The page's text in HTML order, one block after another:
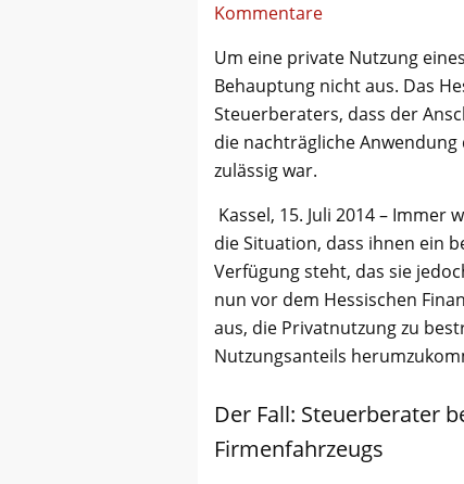
Kommentare
Um eine private Nutzung
Behauptung nicht aus. Das
Steuerberaters, dass der
die nachträgliche
zulässig war.
Kassel, 15. Juli 2014 –
die Situation, dass ihnen ein
Verfügung steht, das sie
nun vor dem Hessischen
aus, die Privatnutzung zu
Nutzungsanteils
Der Fall: Steuerberater
Firmenfahrzeugs